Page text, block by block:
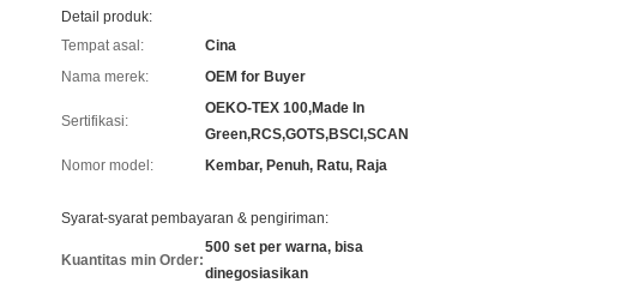
Detail produk:
Tempat asal:
Cina
Nama merek:
OEM for Buyer
Sertifikasi:
OEKO-TEX 100,Made In
Green,RCS,GOTS,BSCI,SCAN
Nomor model:
Kembar, Penuh, Ratu, Raja
Syarat-syarat pembayaran & pengiriman:
Kuantitas min Order:
500 set per warna, bisa
dinegosiasikan